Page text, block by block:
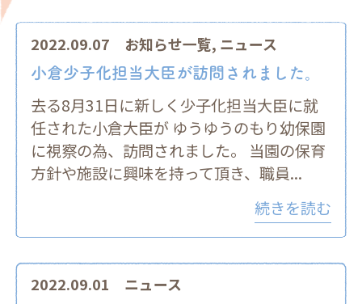
2022.09.07 お知らせ一覧, ニュース
小倉少子化担当大臣が訪問されました。
去る8月31日に新しく少子化担当大臣に就
任された小倉大臣が ゆうゆうのもり幼保園
に視察の為、訪問されました。 当園の保育
方針や施設に興味を持って頂き、職員...
続きを読む
2022.09.01 ニュース